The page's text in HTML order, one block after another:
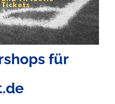
für